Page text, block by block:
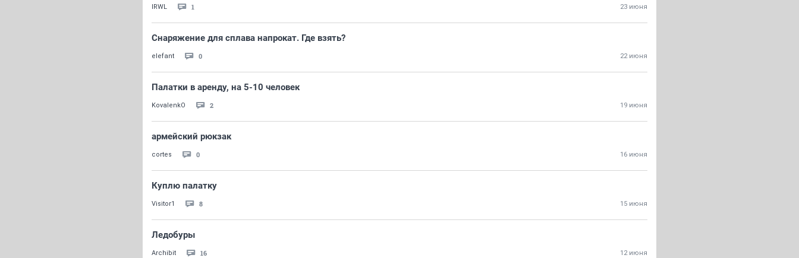
IRWL 1 23 июня
Снаряжение для сплава напрокат. Где взять?
elefant 0 22 июня
Палатки в аренду, на 5-10 человек
KovalenkO 2 19 июня
армейский рюкзак
cortes 0 16 июня
Куплю палатку
Visitor1 8 15 июня
Ледобуры
Archibit 16 12 июня